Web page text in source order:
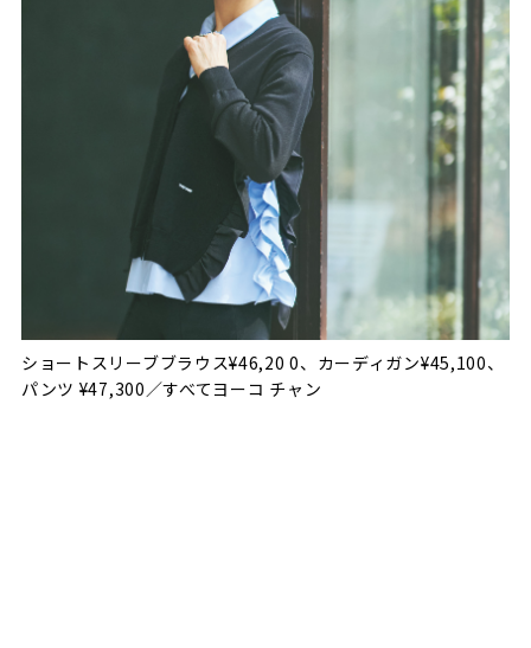
ショートスリーブブラウス¥46,20 0、カーディガン¥45,100、
パンツ ¥47,300／すべてヨーコ チャン